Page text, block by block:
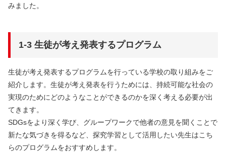
みました。
1‐3 生徒が考え発表するプログラム
生徒が考え発表するプログラムを行っている学校の取り組みをご
紹介します。生徒が考え発表を行うためには、持続可能な社会の
実現のためにどのようなことができるのかを深く考える必要が出
てきます。
SDGsをより深く学び、グループワークで他者の意見を聞くことで
新たな気づきを得るなど、探究学習として活用したい先生はこち
らのプログラムをおすすめします。